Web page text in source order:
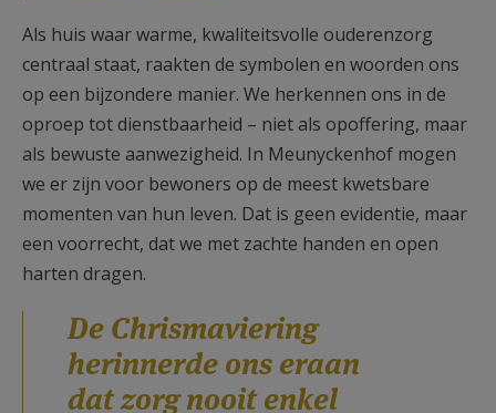
Als huis waar warme, kwaliteitsvolle ouderenzorg
centraal staat, raakten de symbolen en woorden ons
op een bijzondere manier. We herkennen ons in de
oproep tot dienstbaarheid – niet als opoffering, maar
als bewuste aanwezigheid. In Meunyckenhof mogen
we er zijn voor bewoners op de meest kwetsbare
momenten van hun leven. Dat is geen evidentie, maar
een voorrecht, dat we met zachte handen en open
harten dragen.
De Chrismaviering
herinnerde ons eraan
dat zorg nooit enkel